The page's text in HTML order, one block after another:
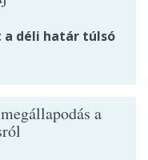
a déli határ túlsó
a